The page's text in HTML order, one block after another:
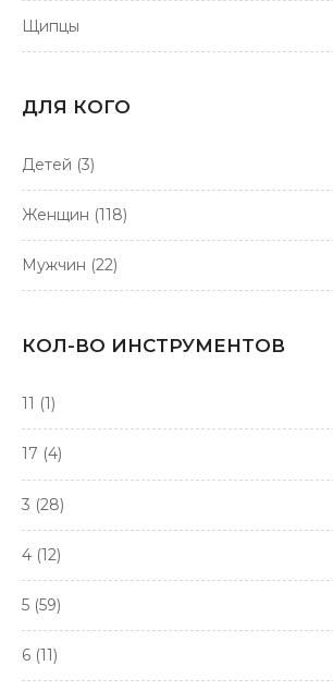
Щипцы
ДЛЯ КОГО
Детей (3)
Женщин (118)
Мужчин (22)
КОЛ-ВО ИНСТРУМЕНТОВ
11 (1)
17 (4)
3 (28)
4 (12)
5 (59)
6 (11)